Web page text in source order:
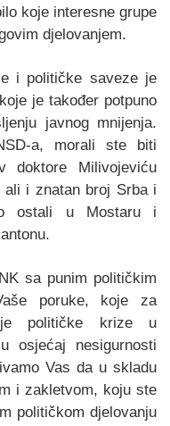
koje interesne grupe
djelovanjem.
i političke saveze je
je također potpuno
javnog mnijenja.
a, morali ste biti
doktore Milivojeviću
i znatan broj Srba i
ostali u Mostaru i
sa punim političkim
poruke, koje za
političke krize u
osjećaj nesigurnosti
Vas da u skladu
i zakletvom, koju ste
političkom djelovanju